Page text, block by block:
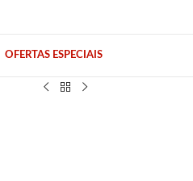
OFERTAS ESPECIAIS